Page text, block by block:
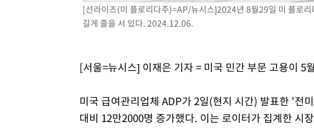
[선라이즈(미 플로리다주)=AP/뉴시스]2024년 8월29일 미 플로
길게 줄을 서 있다. 2024.12.06.
[서울=뉴시스] 이재은 기자 = 미국 민간 부문 고용이 5
미국 급여관리업체 ADP가 2일(현지 시간) 발표한 '전
대비 12만2000명 증가했다. 이는 로이터가 집계한 시